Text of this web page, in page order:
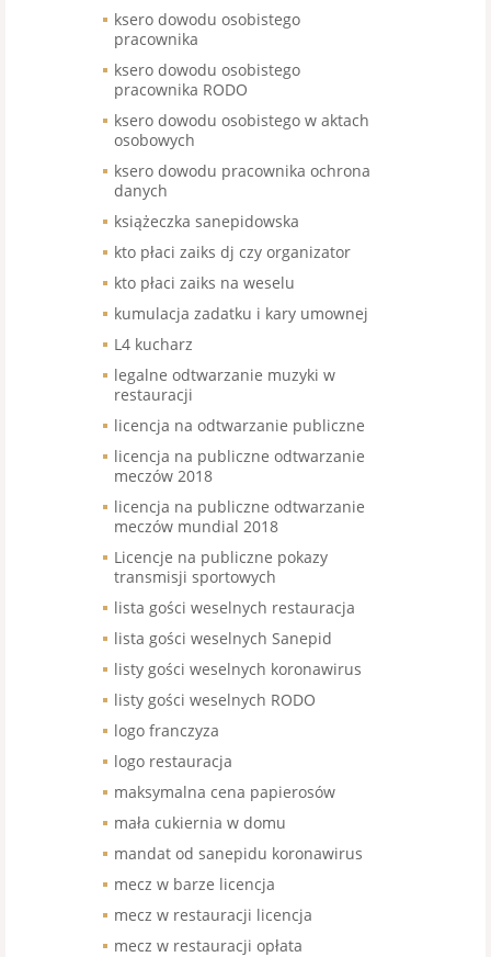
ksero dowodu osobistego
pracownika
ksero dowodu osobistego
pracownika RODO
ksero dowodu osobistego w aktach
osobowych
ksero dowodu pracownika ochrona
danych
książeczka sanepidowska
kto płaci zaiks dj czy organizator
kto płaci zaiks na weselu
kumulacja zadatku i kary umownej
L4 kucharz
legalne odtwarzanie muzyki w
restauracji
licencja na odtwarzanie publiczne
licencja na publiczne odtwarzanie
meczów 2018
licencja na publiczne odtwarzanie
meczów mundial 2018
Licencje na publiczne pokazy
transmisji sportowych
lista gości weselnych restauracja
lista gości weselnych Sanepid
listy gości weselnych koronawirus
listy gości weselnych RODO
logo franczyza
logo restauracja
maksymalna cena papierosów
mała cukiernia w domu
mandat od sanepidu koronawirus
mecz w barze licencja
mecz w restauracji licencja
mecz w restauracji opłata